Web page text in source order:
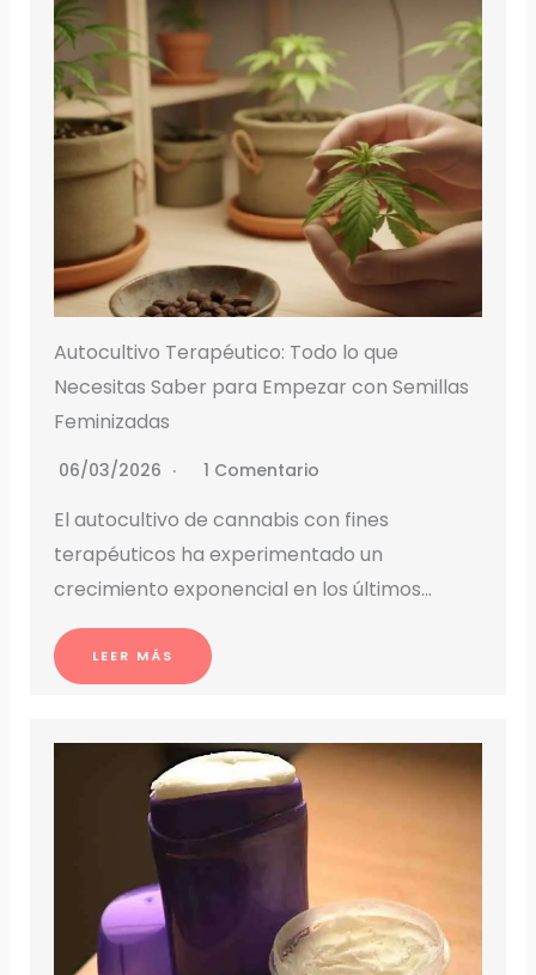
Autocultivo Terapéutico: Todo lo que
Necesitas Saber para Empezar con Semillas
Feminizadas
06/03/2026 1 Comentario
El autocultivo de cannabis con fines
terapéuticos ha experimentado un
crecimiento exponencial en los últimos…
LEER MÁS